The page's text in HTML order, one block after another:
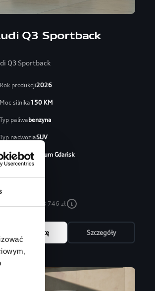
Q3 Sportback
Q3 Sportback
Rok produkcji2026
Moc silnika150KM
Typ paliwabenzyna
Typ nadwoziaSUV
SalonAudi Centrum Gdańsk
460 zł
746 zł
213 746 zł
Zapytaj o ofertę Szczegóły